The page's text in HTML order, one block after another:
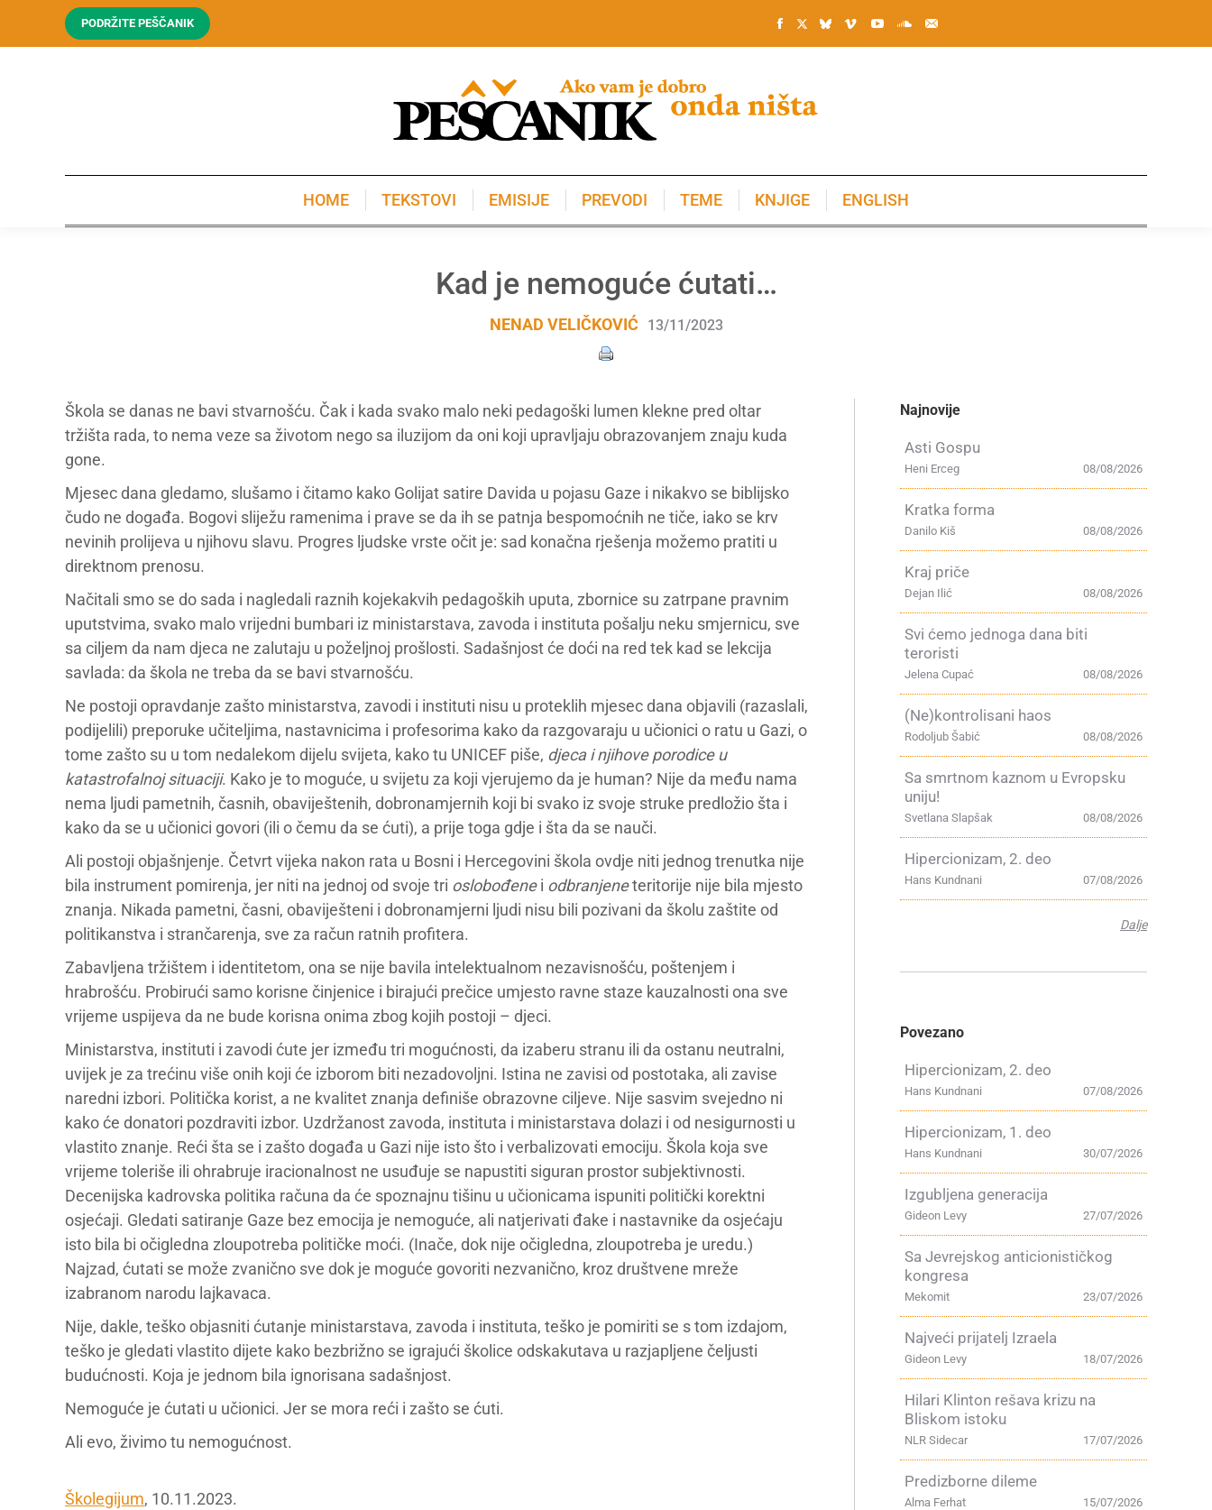
PODRŽITE PEŠČANIK
HOME TEKSTOVI EMISIJE PREVODI TEME KNJIGE ENGLISH
Kad je nemoguće ćutati…
NENAD VELIČKOVIĆ 13/11/2023
Škola se danas ne bavi stvarnošću. Čak i kada svako malo neki pedagoški lumen klekne pred oltar
tržišta rada, to nema veze sa životom nego sa iluzijom da oni koji upravljaju obrazovanjem znaju kuda
gone.
Mjesec dana gledamo, slušamo i čitamo kako Golijat satire Davida u pojasu Gaze i nikakvo se biblijsko
čudo ne događa. Bogovi sliježu ramenima i prave se da ih se patnja bespomoćnih ne tiče, iako se krv
nevinih prolijeva u njihovu slavu. Progres ljudske vrste očit je: sad konačna rješenja možemo pratiti u
direktnom prenosu.
Načitali smo se do sada i nagledali raznih kojekakvih pedagoških uputa, zbornice su zatrpane pravnim
uputstvima, svako malo vrijedni bumbari iz ministarstava, zavoda i instituta pošalju neku smjernicu, sve
sa ciljem da nam djeca ne zalutaju u poželjnoj prošlosti. Sadašnjost će doći na red tek kad se lekcija
savlada: da škola ne treba da se bavi stvarnošću.
Ne postoji opravdanje zašto ministarstva, zavodi i instituti nisu u proteklih mjesec dana objavili (razaslali,
podijelili) preporuke učiteljima, nastavnicima i profesorima kako da razgovaraju u učionici o ratu u Gazi, o
tome zašto su u tom nedalekom dijelu svijeta, kako tu UNICEF piše, djeca i njihove porodice u
katastrofalnoj situaciji. Kako je to moguće, u svijetu za koji vjerujemo da je human? Nije da među nama
nema ljudi pametnih, časnih, obaviještenih, dobronamjernih koji bi svako iz svoje struke predložio šta i
kako da se u učionici govori (ili o čemu da se ćuti), a prije toga gdje i šta da se nauči.
Ali postoji objašnjenje. Četvrt vijeka nakon rata u Bosni i Hercegovini škola ovdje niti jednog trenutka nije
bila instrument pomirenja, jer niti na jednoj od svoje tri oslobođenei odbranjeneteritorije nije bila mjesto
znanja. Nikada pametni, časni, obaviješteni i dobronamjerni ljudi nisu bili pozivani da školu zaštite od
politikanstva i strančarenja, sve za račun ratnih profitera.
Zabavljena tržištem i identitetom, ona se nije bavila intelektualnom nezavisnošću, poštenjem i
hrabrošću. Probirući samo korisne činjenice i birajući prečice umjesto ravne staze kauzalnosti ona sve
vrijeme uspijeva da ne bude korisna onima zbog kojih postoji – djeci.
Ministarstva, instituti i zavodi ćute jer između tri mogućnosti, da izaberu stranu ili da ostanu neutralni,
uvijek je za trećinu više onih koji će izborom biti nezadovoljni. Istina ne zavisi od postotaka, ali zavise
naredni izbori. Politička korist, a ne kvalitet znanja definiše obrazovne ciljeve. Nije sasvim svejedno ni
kako će donatori pozdraviti izbor. Uzdržanost zavoda, instituta i ministarstava dolazi i od nesigurnosti u
vlastito znanje. Reći šta se i zašto događa u Gazi nije isto što i verbalizovati emociju. Škola koja sve
vrijeme toleriše ili ohrabruje iracionalnost ne usuđuje se napustiti siguran prostor subjektivnosti.
Decenijska kadrovska politika računa da će spoznajnu tišinu u učionicama ispuniti politički korektni
osjećaji. Gledati satiranje Gaze bez emocija je nemoguće, ali natjerivati đake i nastavnike da osjećaju
isto bila bi očigledna zloupotreba političke moći. (Inače, dok nije očigledna, zloupotreba je uredu.)
Najzad, ćutati se može zvanično sve dok je moguće govoriti nezvanično, kroz društvene mreže
izabranom narodu lajkavaca.
Nije, dakle, teško objasniti ćutanje ministarstava, zavoda i instituta, teško je pomiriti se s tom izdajom,
teško je gledati vlastito dijete kako bezbrižno se igrajući školice odskakutava u razjapljene čeljusti
budućnosti. Koja je jednom bila ignorisana sadašnjost.
Nemoguće je ćutati u učionici. Jer se mora reći i zašto se ćuti.
Ali evo, živimo tu nemogućnost.
Školegijum, 10.11.2023.
Najnovije
Asti Gospu
08/08/2026
Heni Erceg
Kratka forma
08/08/2026
Danilo Kiš
Kraj priče
08/08/2026
Dejan Ilić
Svi ćemo jednoga dana biti
teroristi
08/08/2026
Jelena Cupać
(Ne)kontrolisani haos
08/08/2026
Rodoljub Šabić
Sa smrtnom kaznom u Evropsku
uniju!
08/08/2026
Svetlana Slapšak
Hipercionizam, 2. deo
07/08/2026
Hans Kundnani
Dalje
Povezano
Hipercionizam, 2. deo
07/08/2026
Hans Kundnani
Hipercionizam, 1. deo
30/07/2026
Hans Kundnani
Izgubljena generacija
27/07/2026
Gideon Levy
Sa Jevrejskog anticionističkog
kongresa
23/07/2026
Mekomit
Najveći prijatelj Izraela
18/07/2026
Gideon Levy
Hilari Klinton rešava krizu na
Bliskom istoku
17/07/2026
NLR Sidecar
Predizborne dileme
15/07/2026
Alma Ferhat
KNJIGE ENGLISH